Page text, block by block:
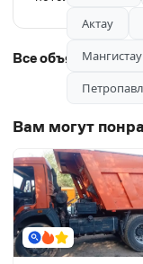
Все объявления
Вам могут
Актау
Мангистау